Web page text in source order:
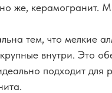
же, керамогранит.
тем, что мелкие
внутри. Это
подходит для